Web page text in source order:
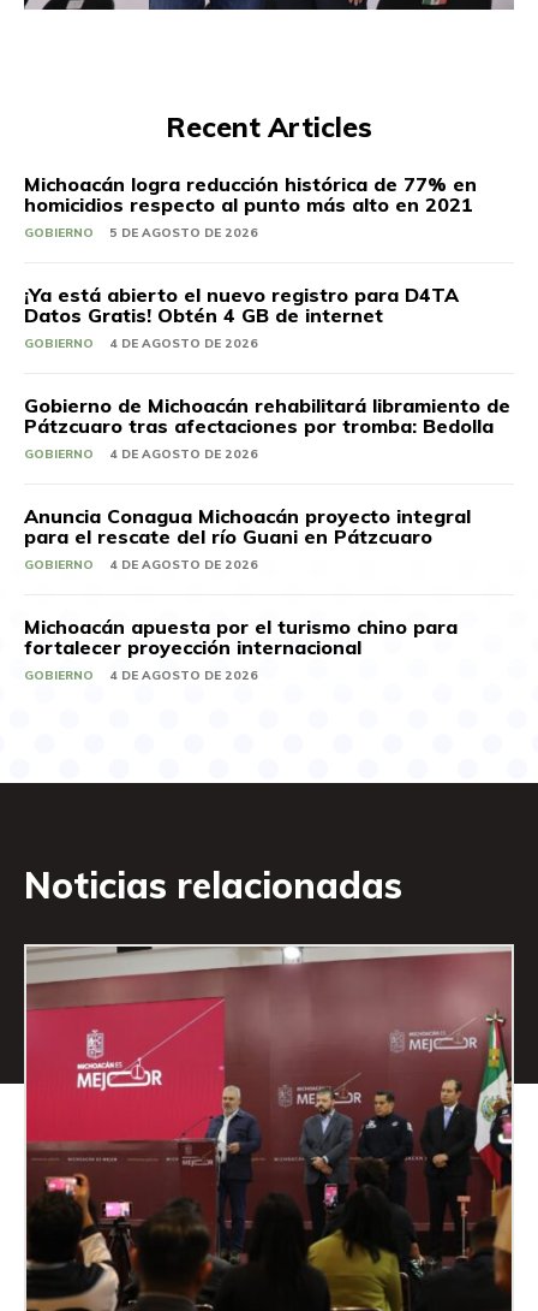
Recent Articles
Michoacán logra reducción histórica de 77% en
homicidios respecto al punto más alto en 2021
GOBIERNO 5 DE AGOSTO DE 2026
¡Ya está abierto el nuevo registro para D4TA
Datos Gratis! Obtén 4 GB de internet
GOBIERNO 4 DE AGOSTO DE 2026
Gobierno de Michoacán rehabilitará libramiento de
Pátzcuaro tras afectaciones por tromba: Bedolla
GOBIERNO 4 DE AGOSTO DE 2026
Anuncia Conagua Michoacán proyecto integral
para el rescate del río Guani en Pátzcuaro
GOBIERNO 4 DE AGOSTO DE 2026
Michoacán apuesta por el turismo chino para
fortalecer proyección internacional
GOBIERNO 4 DE AGOSTO DE 2026
Noticias relacionadas